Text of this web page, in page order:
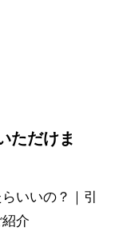
ただけま
いいの？｜引
介